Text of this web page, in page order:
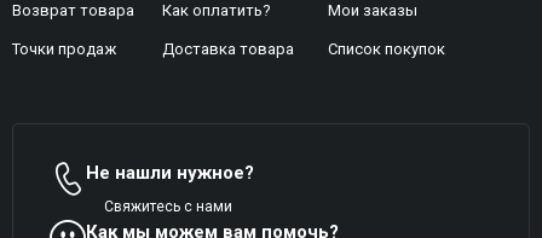
Возврат товара
Точки продаж
Как оплатить?
Доставка товара
Mои заказы
Список покупок
Не нашли нужное?
Свяжитесь с нами
Как мы можем вам помочь?